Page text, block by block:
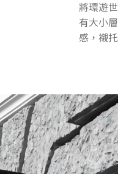
將環遊
有大小
感，襯